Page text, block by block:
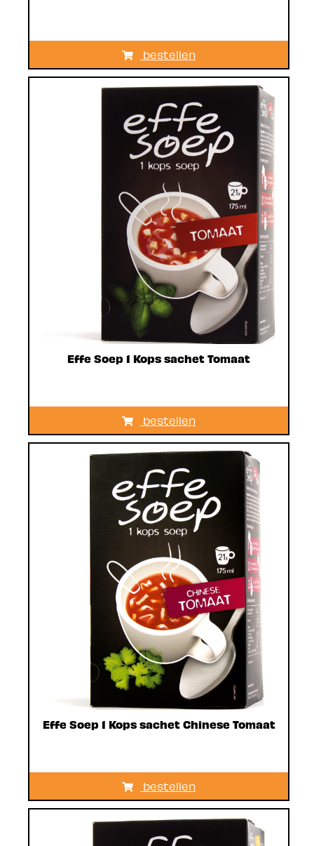
bestellen
Effe Soep 1 Kops sachet Tomaat
bestellen
Effe Soep 1 Kops sachet Chinese Tomaat
bestellen